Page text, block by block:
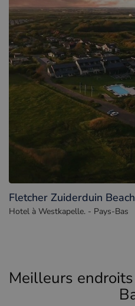
Fletcher Zuiderduin
Hotel à Westkapelle. - Pays-Bas
Meilleurs